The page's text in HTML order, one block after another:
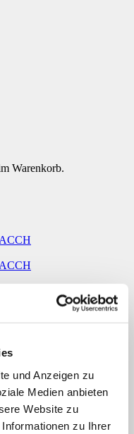
und Anzeigen zu
Medien anbieten
Website zu
zu Ihrer
Warenkorb.
Gross- und
× 600
abc, ABC,